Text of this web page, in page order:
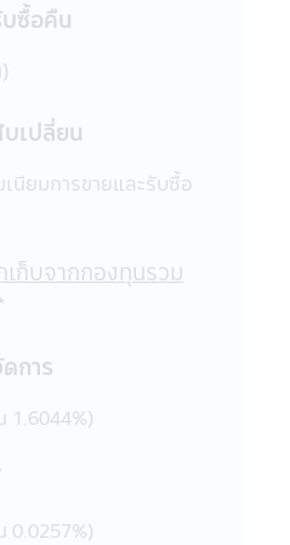
ากบริษัทจัดการก่อน
ดการ หรือบุคคลอื่น
.ร.บ.) ว่าด้วยการกระ
บผิดชอบต่อความเสีย
ต้องรับโทษในทาง
นประเทศและต่าง
พลิเคชันผ่านโทรศัพท์
จัดรวบรวมขึ้นเพื่อ
วเสนอข้อมูล ความรู้
เว็บไซต์ดังกล่าวต่อผู้ที่
นอาจจะยังไม่สามารถ
สินค้าต่างๆ ใน
หรือรับบริการหรือซื้อ
บซื้อคืน
เปลี่ยน
นียมการขายและรับซื้อ
เก็บจากกองทุนรวม
*
การ
1.6044%)
0.0257%)